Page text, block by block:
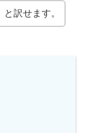
と訳せます。